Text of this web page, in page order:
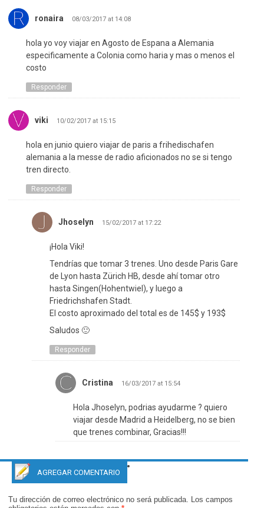
ronaira 08/03/2017 at 14:08
hola yo voy viajar en Agosto de Espana a Alemania
especificamente a Colonia como haria y mas o menos el
costo
Responder
viki 10/02/2017 at 15:15
hola en junio quiero viajar de paris a frihedischafen
alemania a la messe de radio aficionados no se si tengo
tren directo.
Responder
Jhoselyn 15/02/2017 at 17:22
¡Hola Viki!
Tendrías que tomar 3 trenes. Uno desde Paris Gare
de Lyon hasta Zürich HB, desde ahí tomar otro
hasta Singen(Hohentwiel), y luego a
Friedrichshafen Stadt.
El costo aproximado del total es de 145$ y 193$
Saludos 🙂
Responder
Cristina 16/03/2017 at 15:54
Hola Jhoselyn, podrias ayudarme ? quiero
viajar desde Madrid a Heidelberg, no se bien
que trenes combinar, Gracias!!!
AGREGAR COMENTARIO
Tu dirección de correo electrónico no será publicada. Los campos